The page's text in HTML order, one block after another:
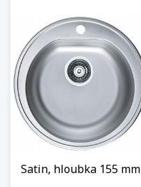
Satin, hloubka 155 mm